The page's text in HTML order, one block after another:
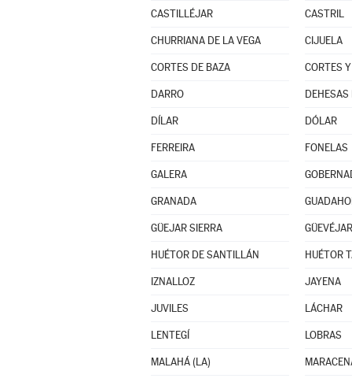
CASTILLÉJAR CASTRIL
CHURRIANA DE LA VEGA CIJUELA
CORTES DE BAZA CORTES
DARRO DEHESAS
DÍLAR DÓLAR
FERREIRA FONELAS
GALERA
GRANADA
GÜEJAR SIERRA GÜEVÉJAR
HUÉTOR DE SANTILLÁN HUÉTOR
IZNALLOZ JAYENA
JUVILES LÁCHAR
LENTEGÍ LOBRAS
MALAHÁ (LA)